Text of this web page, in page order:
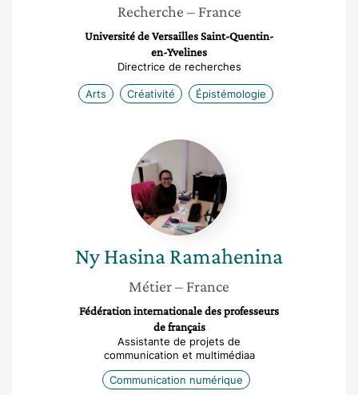
Recherche – France
Université de Versailles Saint-Quentin-
en-Yvelines
Directrice de recherches
Arts Créativité Épistémologie
Ny
Hasina
Ramahenina
Ny HasinaRamahenina
Métier– France
Fédération internationale des professeurs
de français
Assistante de projets de
communication et multimédiaa
Communication numérique